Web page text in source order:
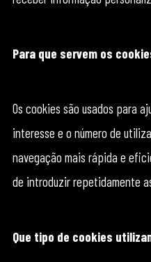
Para que servem os
Os cookies são usados para
interesse e o número de
navegação mais rápida e
de introduzir repetidamente
Que tipo de cookies